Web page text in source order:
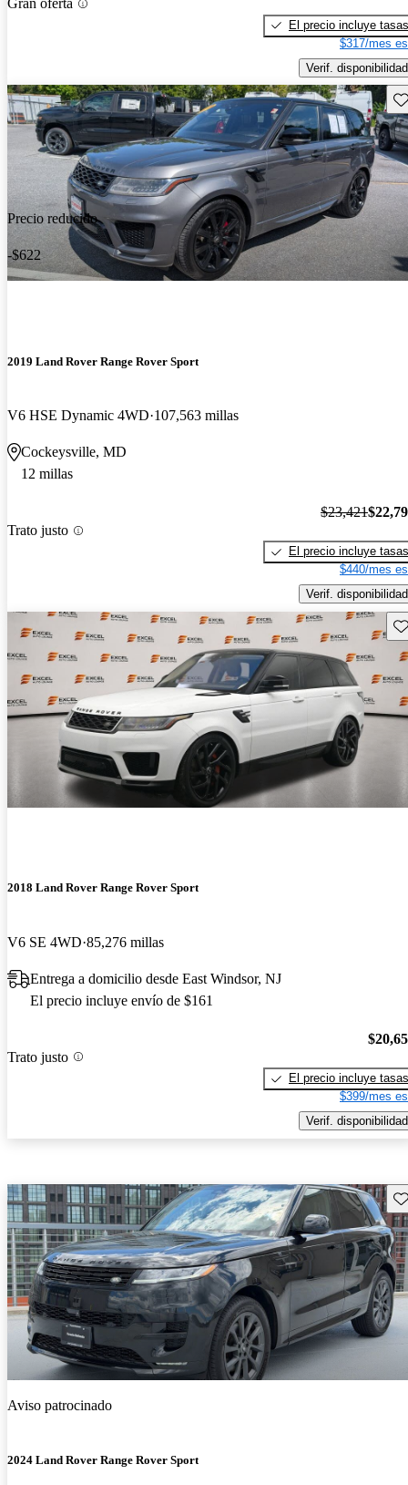
Gran oferta
El precio incluye tasas
$317/mes
Verif. disponibilidad
Precio reducido
-$622
2019 Land Rover Range Rover Sport
V6 HSE Dynamic 4WD 107,563 millas
Cockeysville, MD
12 millas
Trato justo
$23,421
El precio incluye tasas
$440/mes
Verif. disponibilidad
2018 Land Rover Range Rover Sport
V6 SE 4WD 85,276 millas
Entrega a domicilio desde East Windsor, NJ
El precio incluye envío de $161
Trato justo
El precio incluye tasas
$399/mes
Verif. disponibilidad
Aviso patrocinado
2024 Land Rover Range Rover Sport